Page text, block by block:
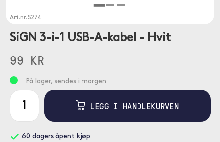
Art.nr. S274
SiGN 3-i-1 USB-A-kabel - Hvit
99 KR
På lager, sendes i morgen
LEGG I HANDLEKURVEN
60 dagers åpent kjøp